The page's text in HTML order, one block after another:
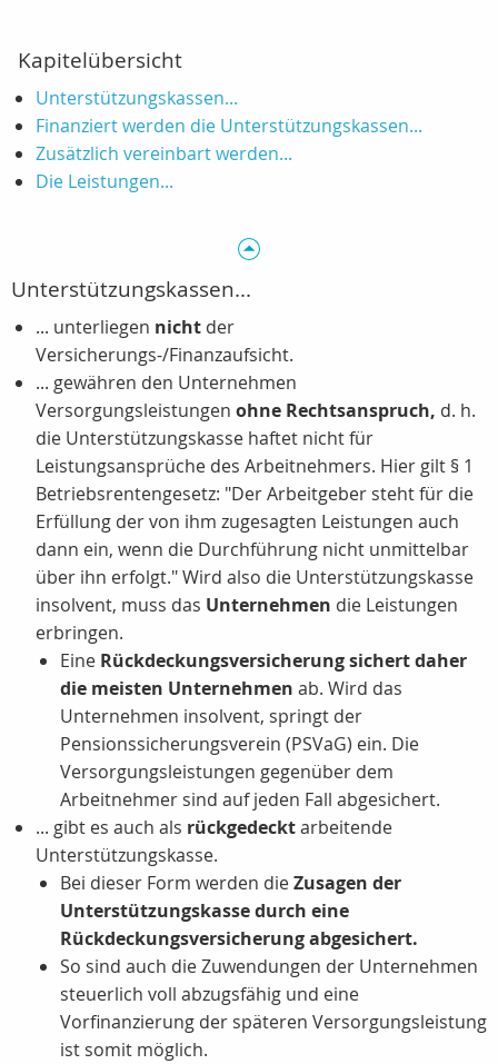
Kapitelübersicht
Unterstützungskassen...
Finanziert werden die Unterstützungskassen...
Zusätzlich vereinbart werden...
Die Leistungen...
Unterstützungskassen...
... unterliegen nicht der
Versicherungs-/Finanzaufsicht.
... gewähren den Unternehmen
Versorgungsleistungen ohne Rechtsanspruch, d. h.
die Unterstützungskasse haftet nicht für
Leistungsansprüche des Arbeitnehmers. Hier gilt § 1
Betriebsrentengesetz: "Der Arbeitgeber steht für die
Erfüllung der von ihm zugesagten Leistungen auch
dann ein, wenn die Durchführung nicht unmittelbar
über ihn erfolgt." Wird also die Unterstützungskasse
insolvent, muss das Unternehmen die Leistungen
erbringen.
Eine Rückdeckungsversicherung sichert daher
die meisten Unternehmen ab. Wird das
Unternehmen insolvent, springt der
Pensionssicherungsverein (PSVaG) ein. Die
Versorgungsleistungen gegenüber dem
Arbeitnehmer sind auf jeden Fall abgesichert.
... gibt es auch als rückgedecktarbeitende
Unterstützungskasse.
Bei dieser Form werden dieZusagen der
Unterstützungskasse durch eine
Rückdeckungsversicherung abgesichert.
So sind auch die Zuwendungen der Unternehmen
steuerlich voll abzugsfähig und eine
Vorfinanzierung der späteren Versorgungsleistung
ist somit möglich.